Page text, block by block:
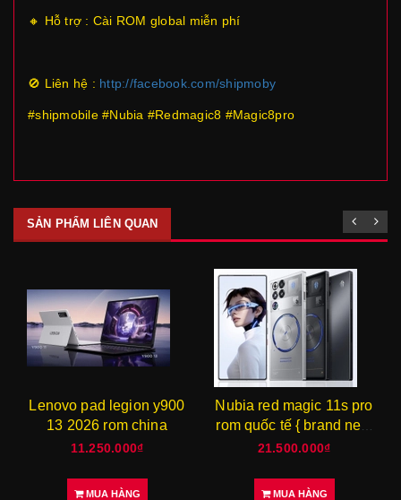
🔸 Hỗ trợ : Cài ROM global miễn phí
🚫 Liên hệ : http://facebook.com/shipmoby
#shipmobile #Nubia #Redmagic8 #Magic8pro
SẢN PHẨM LIÊN QUAN
Lenovo pad legion y900
13 2026 rom china
11.250.000₫
MUA HÀNG
Nubia red magic 11s pro
rom quốc tế { brand new
}
21.500.000₫
MUA HÀNG